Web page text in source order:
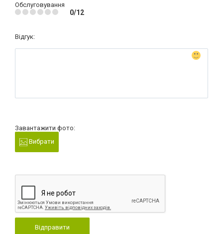
Обслуговування
0/12
Відгук:
Завантажити фото:
Вибрати
Відправити